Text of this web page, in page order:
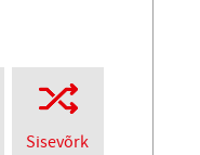
Sisevõrk